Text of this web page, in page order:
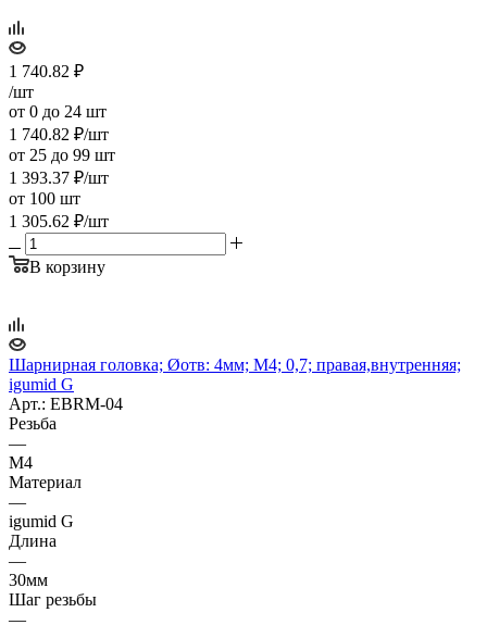
1 740.82 ₽
/шт
от 0 до 24 шт
1 740.82 ₽/шт
от 25 до 99 шт
1 393.37 ₽/шт
от 100 шт
1 305.62 ₽/шт
В корзину
Шарнирная головка; Øотв: 4мм; M4; 0,7; правая,внутренняя;
igumid G
Арт.: EBRM-04
Резьба
—
M4
Материал
—
igumid G
Длина
—
30мм
Шаг резьбы
—